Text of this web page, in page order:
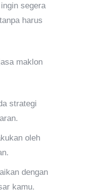
segera
harus
maklon
strategi
oleh
dengan
kamu.